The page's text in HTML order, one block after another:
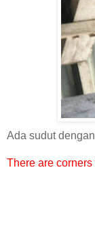
Ada sudut
There are